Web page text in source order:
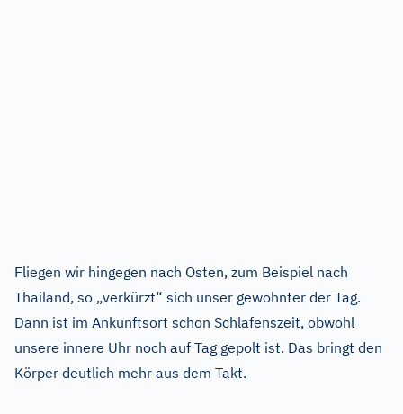
Fliegen wir hingegen nach Osten, zum Beispiel nach
Thailand, so „verkürzt“ sich unser gewohnter der Tag.
Dann ist im Ankunftsort schon Schlafenszeit, obwohl
unsere innere Uhr noch auf Tag gepolt ist. Das bringt den
Körper deutlich mehr aus dem Takt.